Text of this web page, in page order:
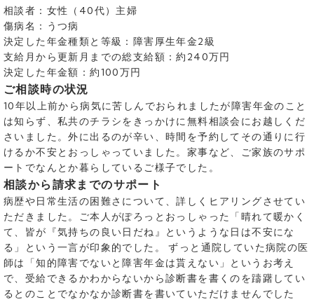
相談者：女性（40代）主婦
傷病名：うつ病
決定した年金種類と等級：障害厚生年金2級
支給月から更新月までの総支給額：約240万円
決定した年金額：約100万円
ご相談時の状況
10年以上前から病気に苦しんでおられましたが障害年金のこと
は知らず、私共のチラシをきっかけに無料相談会にお越しくだ
さいました。外に出るのが辛い、時間を予約してその通りに行
けるか不安とおっしゃっていました。家事など、ご家族のサポ
ートでなんとか暮らしているご様子でした。
相談から請求までのサポート
病歴や日常生活の困難さについて、詳しくヒアリングさせてい
ただきました。ご本人がぽろっとおっしゃった「晴れて暖かく
て、皆が『気持ちの良い日だね』というような日は不安にな
る」という一言が印象的でした。 ずっと通院していた病院の医
師は「知的障害でないと障害年金は貰えない」というお考え
で、受給できるかわからないから診断書を書くのを躊躇してい
るとのことでなかなか診断書を書いていただけませんでした